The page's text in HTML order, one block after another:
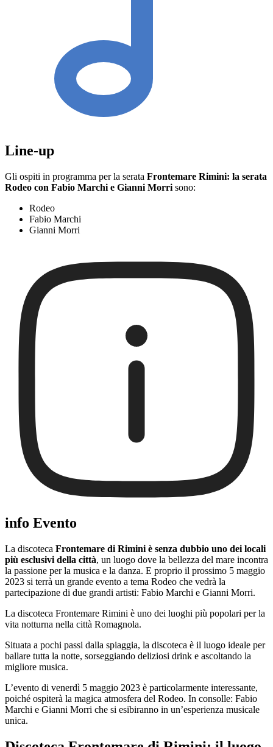
Line-up
Gli ospiti in programma per la serata Frontemare Rimini: la serata
Rodeo con Fabio Marchi e Gianni Morri sono:
Rodeo
Fabio Marchi
Gianni Morri
info Evento
La discoteca Frontemare di Rimini è senza dubbio uno dei locali
più esclusivi della città, un luogo dove la bellezza del mare incontra
la passione per la musica e la danza. E proprio il prossimo 5 maggio
2023 si terrà un grande evento a tema Rodeo che vedrà la
partecipazione di due grandi artisti: Fabio Marchi e Gianni Morri.
La discoteca Frontemare Rimini è uno dei luoghi più popolari per la
vita notturna nella città Romagnola.
Situata a pochi passi dalla spiaggia, la discoteca è il luogo ideale per
ballare tutta la notte, sorseggiando deliziosi drink e ascoltando la
migliore musica.
L’evento di venerdì 5 maggio 2023 è particolarmente interessante,
poiché ospiterà la magica atmosfera del Rodeo. In consolle: Fabio
Marchi e Gianni Morri che si esibiranno in un’esperienza musicale
unica.